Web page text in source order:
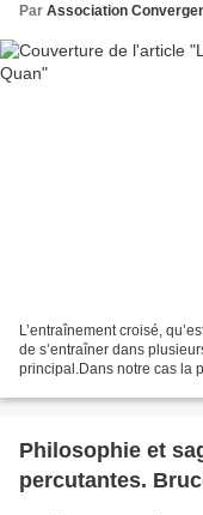
Par Association
L’entraînement croisé,
de s’entraîner dans
principal.Dans notre cas la
Philosophie et
percutantes.